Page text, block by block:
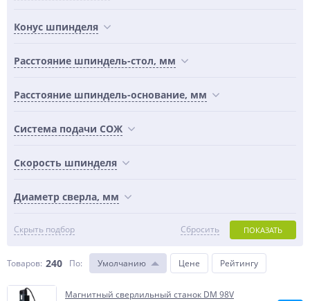
Конус шпинделя
Расстояние шпиндель-стол, мм
Расстояние шпиндель-основание, мм
Система подачи СОЖ
Скорость шпинделя
Диаметр сверла, мм
Скрыть подбор ПОКАЗАТЬ
Сбросить
Товаров: 240 По: Умолчанию Цене Рейтингу
Магнитный сверлильный станок DM 98V